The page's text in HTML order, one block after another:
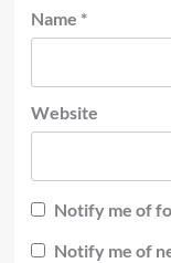
Name *
Website
Notify me of
Notify me of